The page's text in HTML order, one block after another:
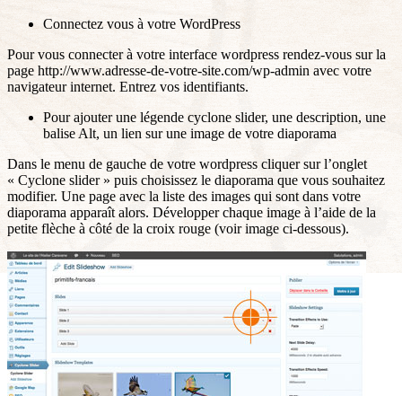
Connectez vous à votre WordPress
Pour vous connecter à votre interface wordpress rendez-vous sur la
page http://www.adresse-de-votre-site.com/wp-admin avec votre
navigateur internet. Entrez vos identifiants.
Pour ajouter une légende cyclone slider, une description, une
balise Alt, un lien sur une image de votre diaporama
Dans le menu de gauche de votre wordpress cliquer sur l’onglet
« Cyclone slider » puis choisissez le diaporama que vous souhaitez
modifier. Une page avec la liste des images qui sont dans votre
diaporama apparaît alors. Développer chaque image à l’aide de la
petite flèche à côté de la croix rouge (voir image ci-dessous).